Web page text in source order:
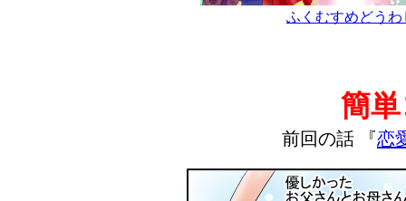
ふくむすめどうわ
簡
前回の話 『恋